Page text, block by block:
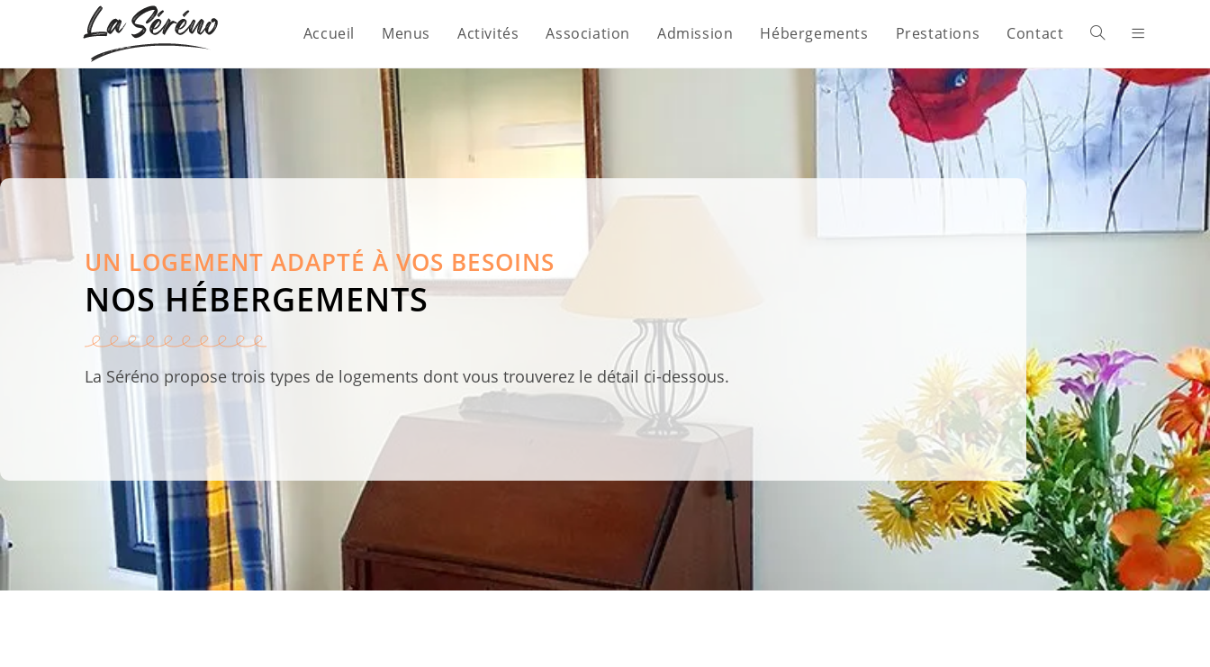
Accueil Menus Activités Association Admission Hébergements Prestations Contact
UN LOGEMENT ADAPTÉ À VOS BESOINS
NOS HÉBERGEMENTS
La Séréno propose trois types de logements dont vous trouverez le détail ci-dessous.